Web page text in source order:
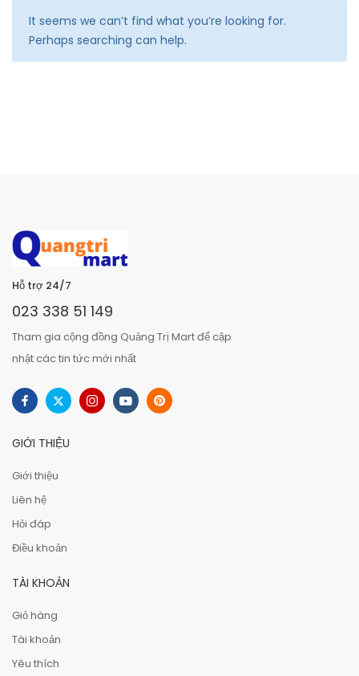
It seems we can’t find what you’re looking for.
Perhaps searching can help.
Hỗ trợ 24/7
023 338 51 149
Tham gia cộng đồng Quảng Trị Mart để cập
nhật các tin tức mới nhất
GIỚI THIỆU
Giới thiệu
Liên hệ
Hỏi đáp
Điều khoản
TÀI KHOẢN
Giỏ hàng
Tài khoản
Yêu thích